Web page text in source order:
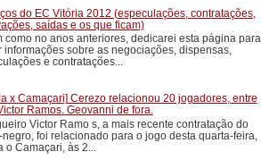
do EC Vitória 2012 (especulações, contratações,
saídas e os que ficam)
como no anos anteriores, dedicarei esta página para
informações sobre as negociações, dispensas,
e contratações...
x Camaçari] Cerezo relacionou 20 jogadores, entre
Ramos. Geovanni de fora.
Victor Ramo s, a mais recente contratação do
foi relacionado para o jogo desta quarta-feira,
o Camaçari, às 2...